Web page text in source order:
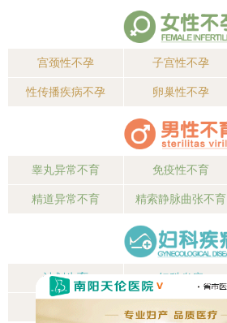
宫颈性不孕 子宫性不孕
性传播疾病不孕 卵巢性不孕
睾丸异常不育 免疫性不育
精道异常不育 精索静脉曲张不育
计划生育 妇科炎症
卵巢疾病